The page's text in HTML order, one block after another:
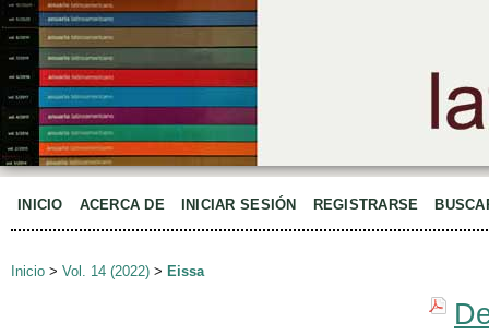
INICIO ACERCA DE INICIAR SESIÓN REGISTRARSE
Inicio > Vol. 14 (2022) > Eissa